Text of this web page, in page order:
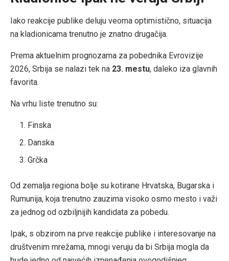
Iako reakcije publike deluju veoma optimistično, situacija
na kladionicama trenutno je znatno drugačija.
Prema aktuelnim prognozama za pobednika Evrovizije
2026, Srbija se nalazi tek na 23. mestu, daleko iza glavnih
favorita.
Na vrhu liste trenutno su:
Finska
Danska
Grčka
Od zemalja regiona bolje su kotirane Hrvatska, Bugarska i
Rumunija, koja trenutno zauzima visoko osmo mesto i važi
za jednog od ozbiljnijih kandidata za pobedu.
Ipak, s obzirom na prve reakcije publike i interesovanje na
društvenim mrežama, mnogi veruju da bi Srbija mogla da